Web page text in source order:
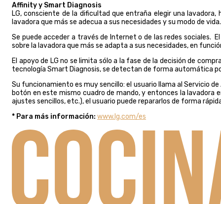
Affinityy Smart Diagnosis
LG, consciente de la dificultad que entraña elegir una lavadora,
lavadora que más se adecua a sus necesidades y su modo de vida.
Se puede acceder a través de Internet o de las redes sociales.
sobre la lavadora que más se adapta a sus necesidades, en
El apoyo de LG no se limita sólo a la fase de la decisión de
tecnología Smart Diagnosis, se detectan de forma automática
Su funcionamiento es muy sencillo: el usuario llama al Servicio
botón en este mismo cuadro de mando, y entonces la lavadora
ajustes sencillos, etc.), el usuario puede repararlos de forma
* Para más información: www.lg.com/es